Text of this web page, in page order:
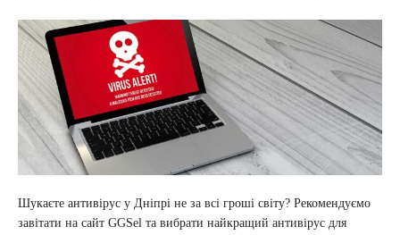
Шукаєте антивірус у Дніпрі не за всі гроші світу? Рекомендуємо
завітати на сайт GGSel та вибрати найкращий антивірус для